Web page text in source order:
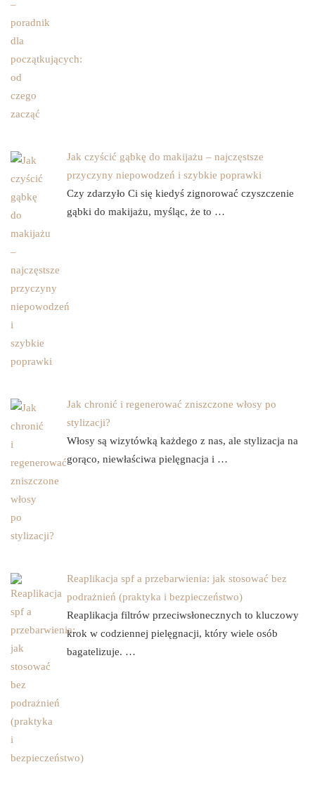
Jak czyścić gąbkę do makijażu – najczęstsze
przyczyny niepowodzeń i szybkie poprawki
Czy zdarzyło Ci się kiedyś zignorować czyszczenie
gąbki do makijażu, myśląc, że to …
Jak chronić i regenerować zniszczone włosy po
stylizacji?
Włosy są wizytówką każdego z nas, ale stylizacja na
gorąco, niewłaściwa pielęgnacja i …
Reaplikacja spf a przebarwienia: jak stosować bez
podrażnień (praktyka i bezpieczeństwo)
Reaplikacja filtrów przeciwsłonecznych to kluczowy
krok w codziennej pielęgnacji, który wiele osób
bagatelizuje. …